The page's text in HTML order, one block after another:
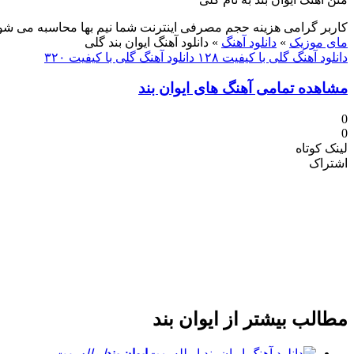
کاربر گرامی هزینه حجم مصرفی اینترنت شما نیم بها محاسبه می
مای موزیک » دانلود آهنگ » دانلود آهنگ ایوان بند گلی
دانلود آهنگ گلی با کیفیت ۱۲۸
دانلود آهنگ گلی با کیفیت ۳۲۰
مشاهده تمامی آهنگ های ایوان بند
0
0
لینک کوتاه
اشتراک
مطالب بیشتر از ایوان بند